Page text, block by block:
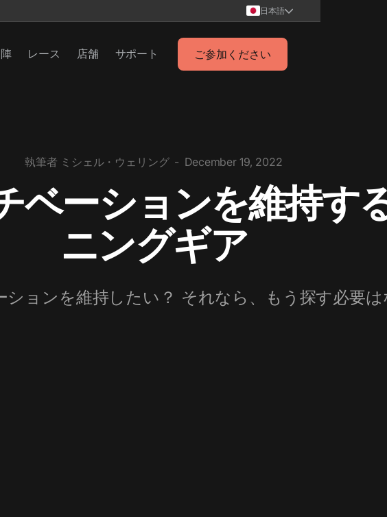
日本語
レース 店舗 サポート ご参加ください
執筆者 ミシェル・ウェリング - December 19, 2022
ベーションを維持す
ニングギア
ョンを維持したい？ それなら、もう探す必要は